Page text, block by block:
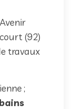
(92)
travaux
;